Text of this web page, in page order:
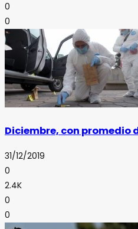
0
0
Diciembre, con promedio
31/12/2019
0
2.4K
0
0